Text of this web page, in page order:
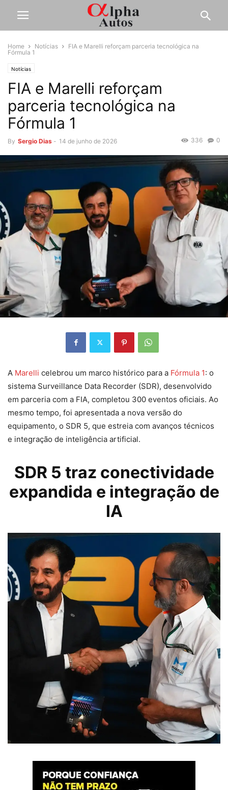
Home Notícias
FIA e Marelli reforçam parceria tecnológica na
Fórmula 1
Notícias
FIA e Marelli reforçam
parceria tecnológica na
Fórmula 1
By Sergio Dias - 14 de junho de 2026 0
336
A Marelli celebrou um marco histórico para a Fórmula 1: o
sistema Surveillance Data Recorder (SDR), desenvolvido
em parceria com a FIA, completou 300 eventos oficiais. Ao
mesmo tempo, foi apresentada a nova versão do
equipamento, o SDR 5, que estreia com avanços técnicos
e integração de inteligência artificial.
SDR 5 traz conectividade
expandida e integração de
IA